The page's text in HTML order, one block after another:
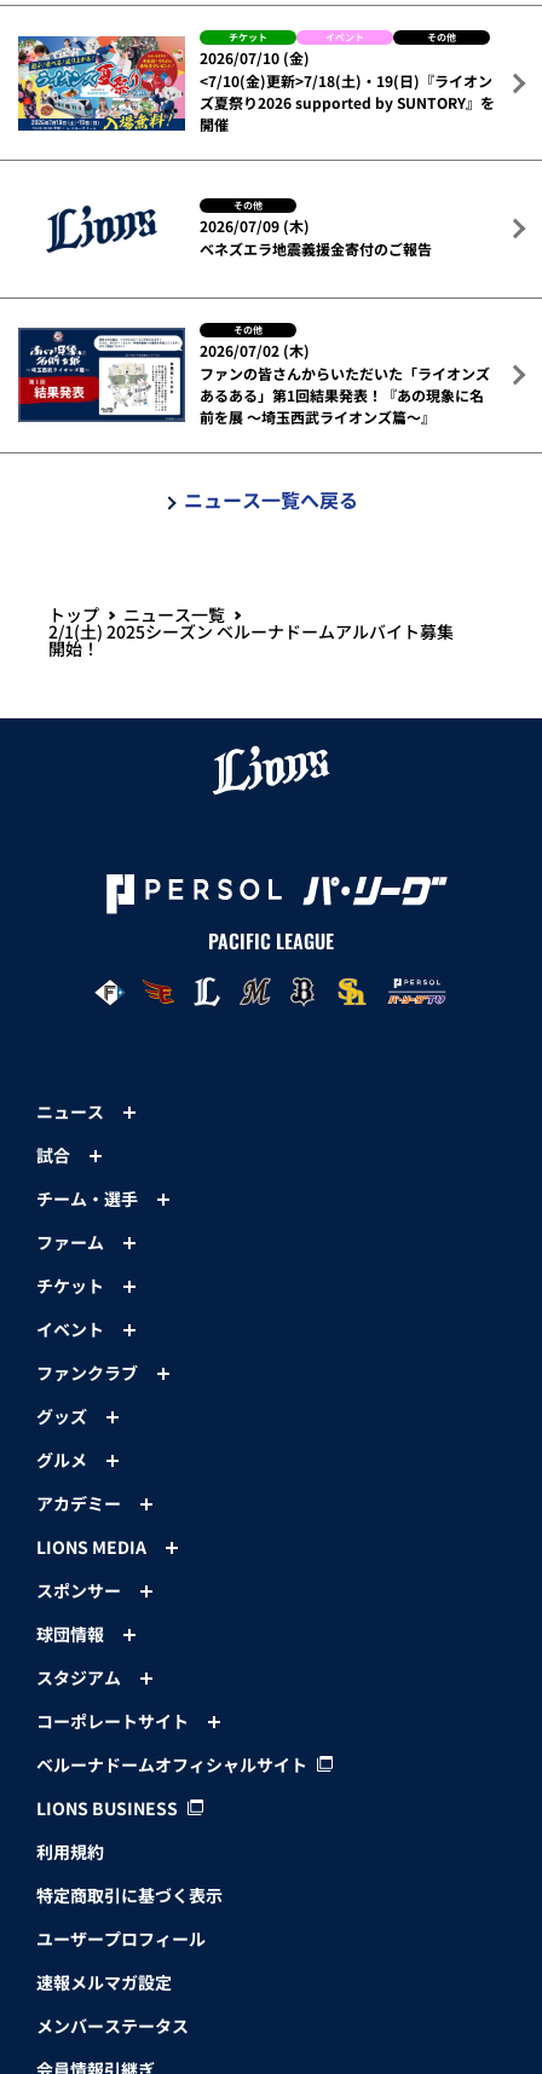
チケット イベント その他
2026/07/10 (金)
<7/10(金)更新>7/18(土)・19(日)『ライオン
ズ夏祭り2026 supported by SUNTORY』を
開催
その他
2026/07/09 (木)
ベネズエラ地震義援金寄付のご報告
その他
2026/07/02 (木)
ファンの皆さんからいただいた「ライオンズ
あるある」第1回結果発表！『あの現象に名
前を展 ～埼玉西武ライオンズ篇～』
ニュース一覧へ戻る
トップ ニュース一覧
2/1(土) 2025シーズン ベルーナドームアルバイト募集
開始！
PACIFIC LEAGUE
ニュース
試合
チーム・選手
ファーム
チケット
イベント
ファンクラブ
グッズ
グルメ
アカデミー
LIONS MEDIA
スポンサー
球団情報
スタジアム
コーポレートサイト
ベルーナドームオフィシャルサイト
LIONS BUSINESS
利用規約
特定商取引に基づく表示
ユーザープロフィール
速報メルマガ設定
メンバーステータス